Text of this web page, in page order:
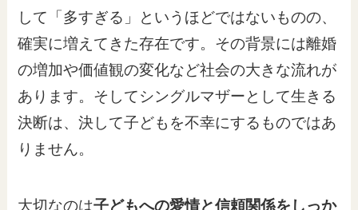
して「多すぎる」というほどではないものの、
確実に増えてきた存在です。その背景には離婚
の増加や価値観の変化など社会の大きな流れが
あります。そしてシングルマザーとして生きる
決断は、決して子どもを不幸にするものではあ
りません。
大切なのは子どもへの愛情と信頼関係をしっか